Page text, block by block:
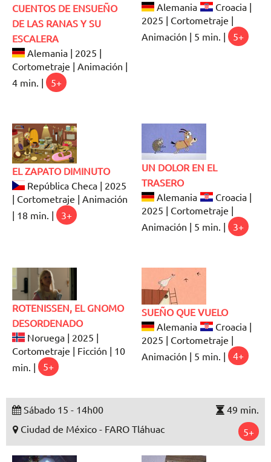
CUENTOS DE ENSUEÑO
DE LAS RANAS Y SU
ESCALERA
Alemania | 2025 |
Cortometraje | Animación |
4 min. |
5+
Alemania
Croacia |
2025 | Cortometraje |
Animación | 5 min. |
5+
EL ZAPATO DIMINUTO
República Checa | 2025
| Cortometraje | Animación
| 18 min. |
3+
UN DOLOR EN EL
TRASERO
Alemania
Croacia |
2025 | Cortometraje |
Animación | 5 min. |
3+
ROTENISSEN, EL GNOMO
DESORDENADO
Noruega | 2025 |
Cortometraje | Ficción | 10
min. |
5+
SUEÑO QUE VUELO
Alemania
Croacia |
2025 | Cortometraje |
Animación | 5 min. |
4+
Sábado 15 - 14h00
49 min.
Ciudad de México - FARO Tláhuac
5+